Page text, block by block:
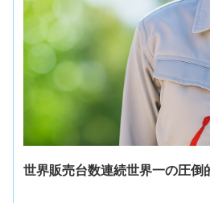
世界販売台数連続世界一の圧倒